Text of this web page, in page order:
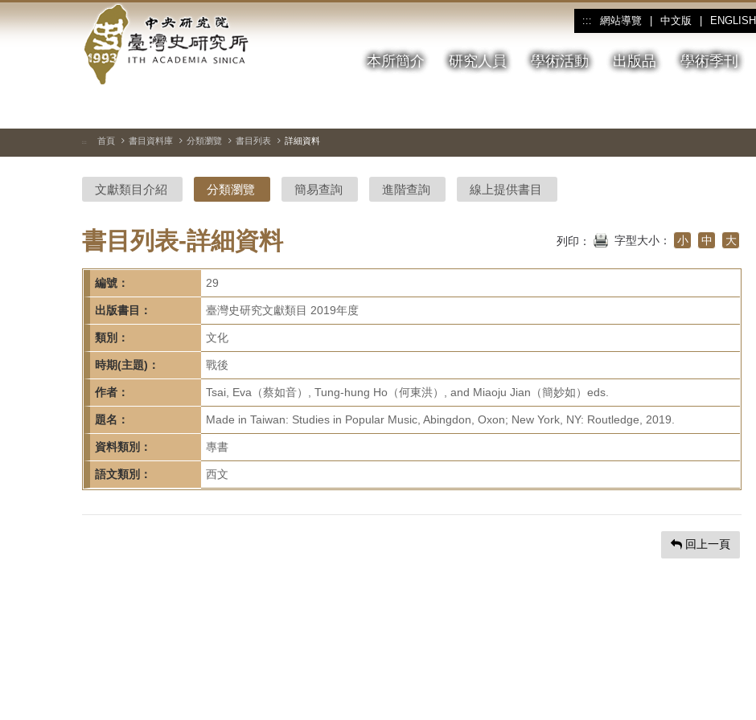
到
中
央
研
院-
臺
灣
史
研
究
所-
首
頁
::: 網站導覽 中文版 ENGLISH
本所簡介 研究人員 學術活動 出版品 學術季刊
::: 首頁 書目資料庫 分類瀏覽 書目列表 詳細資料
文獻類目介紹 分類瀏覽 簡易查詢 進階查詢 線上提供書目
書目列表-詳細資料 列印： 字型大小： 小 中 大
編號： 29
出版書目： 臺灣史研究文獻類目 2019年度
類別： 文化
時期(主題)： 戰後
作者： Tsai, Eva（蔡如音）, Tung-hung Ho（何東洪）, and Miaoju Jian（簡妙如）eds.
題名： Made in Taiwan: Studies in Popular Music, Abingdon, Oxon; New York, NY: Routledge, 2019.
資料類別： 專書
語文類別： 西文
回上一頁